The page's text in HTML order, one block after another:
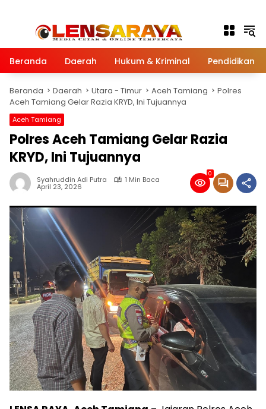
Beranda Daerah Hukum & Kriminal Pendidikan
Beranda Daerah Utara - Timur Aceh Tamiang
Polres
Aceh Tamiang Gelar Razia KRYD, Ini Tujuannya
Aceh Tamiang
Polres Aceh Tamiang Gelar Razia
KRYD, Ini Tujuannya
Syahruddin Adi Putra 1 Min Baca
April 23, 2026
0